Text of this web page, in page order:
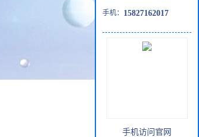
手机： 15827162017
手机访问官网